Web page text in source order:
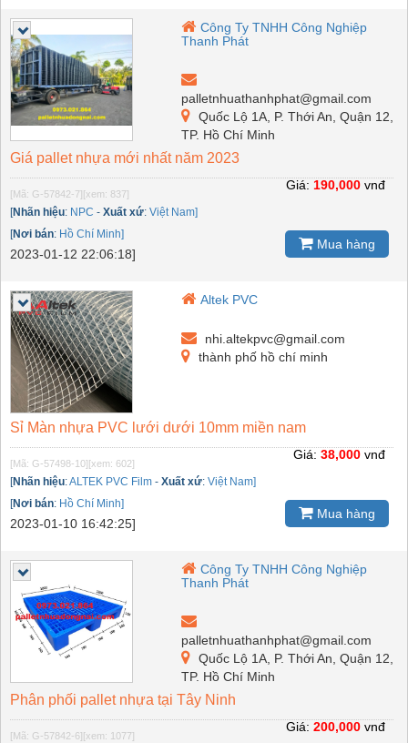
Công Ty TNHH Công Nghiệp
Thanh Phát
palletnhuathanhphat@gmail.com
Quốc Lộ 1A, P. Thới An, Quận 12,
TP. Hồ Chí Minh
Giá pallet nhựa mới nhất năm 2023
[Mã: G-57842-7] [xem: 837]
[Nhãn hiệu: NPC - Xuất xứ: Việt Nam]
[Nơi bán: Hồ Chí Minh]
2023-01-12 22:06:18]
Giá: 190,000 vnđ
Mua hàng
Altek PVC
nhi.altekpvc@gmail.com
thành phố hồ chí minh
Sỉ Màn nhựa PVC lưới dưới 10mm miền nam
[Mã: G-57498-10] [xem: 602]
[Nhãn hiệu:ALTEK PVC Film - Xuất xứ: Việt Nam]
[Nơi bán: Hồ Chí Minh]
2023-01-10 16:42:25]
Giá: 38,000 vnđ
Mua hàng
Công Ty TNHH Công Nghiệp
Thanh Phát
palletnhuathanhphat@gmail.com
Quốc Lộ 1A, P. Thới An, Quận 12,
TP. Hồ Chí Minh
Phân phối pallet nhựa tại Tây Ninh
[Mã: G-57842-6] [xem: 1077]
Giá: 200,000 vnđ